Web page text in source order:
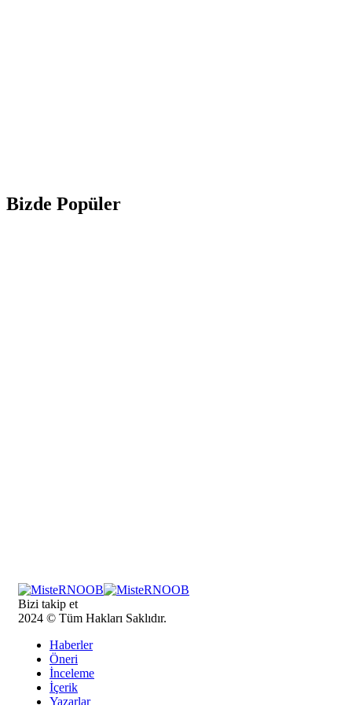
Bizde Popüler
Bizi takip et
2024 © Tüm Hakları Saklıdır.
Haberler
Öneri
İnceleme
İçerik
Yazarlar